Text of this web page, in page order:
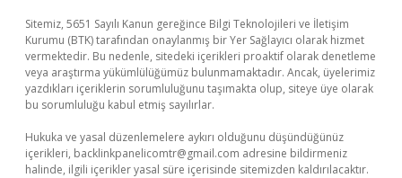
Sitemiz, 5651 Sayılı Kanun gereğince Bilgi Teknolojileri ve İletişim
Kurumu (BTK) tarafından onaylanmış bir Yer Sağlayıcı olarak hizmet
vermektedir. Bu nedenle, sitedeki içerikleri proaktif olarak denetleme
veya araştırma yükümlülüğümüz bulunmamaktadır. Ancak, üyelerimiz
yazdıkları içeriklerin sorumluluğunu taşımakta olup, siteye üye olarak
bu sorumluluğu kabul etmiş sayılırlar.
Hukuka ve yasal düzenlemelere aykırı olduğunu düşündüğünüz
içerikleri, backlinkpanelicomtr@gmail.com adresine bildirmeniz
halinde, ilgili içerikler yasal süre içerisinde sitemizden kaldırılacaktır.